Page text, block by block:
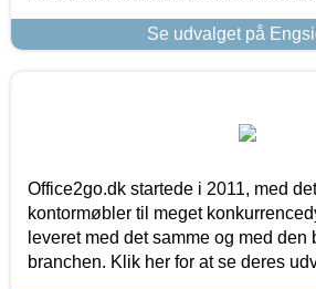
Se udvalget på
Office2go.dk startede i 2011, med
kontormøbler til meget
leveret med det samme og med den
branchen. Klik her for at se deres